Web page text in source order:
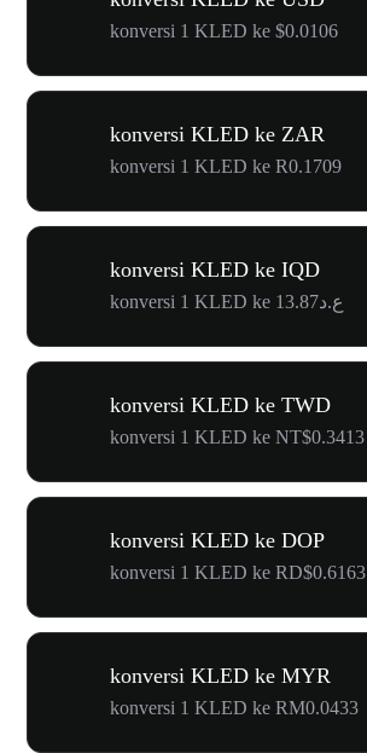
konversi 1 KLED ke $0.0106
konversi KLED ke ZAR
konversi 1 KLED ke R0.1709
konversi KLED ke IQD
konversi 1 KLED ke ع.د13.87
konversi KLED ke TWD
konversi 1 KLED ke NT$0.3413
konversi KLED ke DOP
konversi 1 KLED ke RD$0.6163
konversi KLED ke MYR
konversi 1 KLED ke RM0.0433